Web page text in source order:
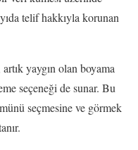
telif hakkıyla korunan
yaygın olan boyama
seçeneği de sunar. Bu
seçmesine ve görmek